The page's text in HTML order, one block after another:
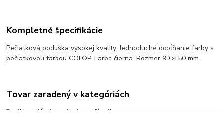
Kompletné špecifikácie
Pečiatková poduška vysokej kvality. Jednoduché dopĺňanie farby s
pečiatkovou farbou COLOP. Farba čierna. Rozmer 90 × 50 mm.
Tovar zaradený v kategóriách
Kancelárske potreby, zošívačky